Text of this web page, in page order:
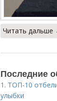
Читать дальше
Последние
1. ТОП-10
улыбки